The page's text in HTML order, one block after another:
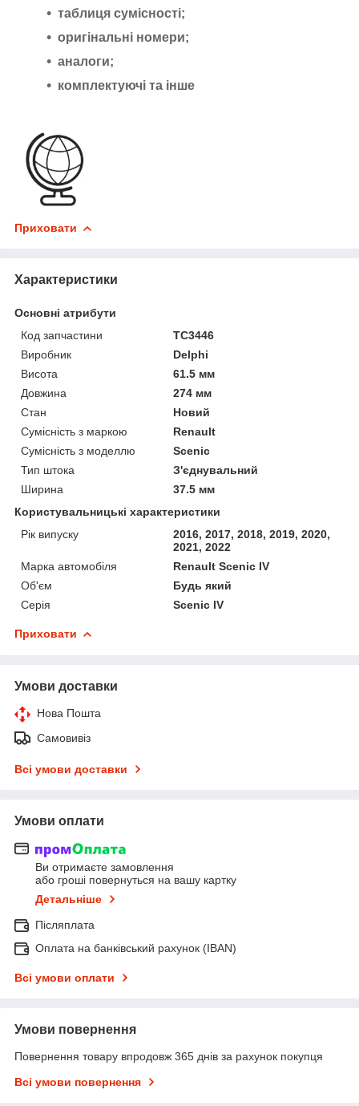
таблиця сумісності;
оригінальні номери;
аналоги;
комплектуючі та інше
Приховати
Характеристики
Основні атрибути
Код запчастини
TC3446
Виробник
Delphi
Висота
61.5 мм
Довжина
274 мм
Стан
Новий
Сумісність з маркою
Renault
Сумісність з моделлю
Scenic
Тип штока
З'єднувальний
Ширина
37.5 мм
Користувальницькі характеристики
Рік випуску
2016, 2017, 2018, 2019, 2020,
2021, 2022
Марка автомобіля
Renault Scenic IV
Об'єм
Будь який
Серія
Scenic IV
Приховати
Умови доставки
Нова Пошта
Самовивіз
Всі умови доставки
Умови оплати
Ви отримаєте замовлення
або гроші повернуться на вашу картку
Детальніше
Післяплата
Оплата на банківський рахунок (IBAN)
Всі умови оплати
Умови повернення
Повернення товару впродовж 365 днів за рахунок покупця
Всі умови повернення